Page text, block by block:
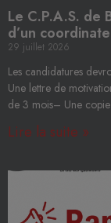
Le C.P.A.S. de
d’un
29 juillet 2026
Les candidatures
Une lettre de
de 3 mois– Une
Lire la suite »